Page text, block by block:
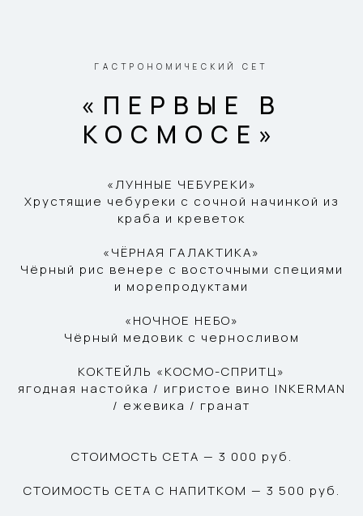
ГАСТРОНОМИЧЕСКИЙ СЕТ
«ПЕРВЫЕ В
КОСМОСЕ»
«ЛУННЫЕ ЧЕБУРЕКИ»
Хрустящие чебуреки с сочной начинкой из
краба и креветок
«ЧЁРНАЯ ГАЛАКТИКА»
Чёрный рис венере с восточными специями
и морепродуктами
«НОЧНОЕ НЕБО»
Чёрный медовик с черносливом
КОКТЕЙЛЬ «КОСМО-СПРИТЦ»
ягодная настойка / игристое вино INKERMAN
/ ежевика / гранат
СТОИМОСТЬ СЕТА — 3 000 руб.
СТОИМОСТЬ СЕТА С НАПИТКОМ — 3 500 руб.